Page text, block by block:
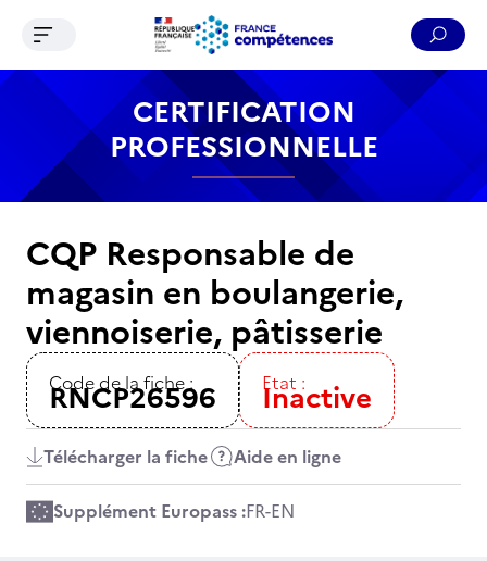
Contenu Recherche Menu Pied de page
Ouvrir le menu de navigation
CERTIFICATION
PROFESSIONNELLE
CQP Responsable de
magasin en boulangerie,
viennoiserie, pâtisserie
Code de la fiche :
RNCP26596 Etat :
Inactive
Télécharger la fiche Aide en ligne
Supplément Europass :FR-EN